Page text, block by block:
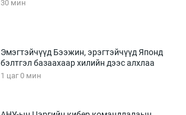
30 мин
Эмэгтэйчүүд Бээжин, эрэгтэйчүүд Японд
бэлтгэл базаахаар хилийн дээс алхлаа
1 цаг 0 мин